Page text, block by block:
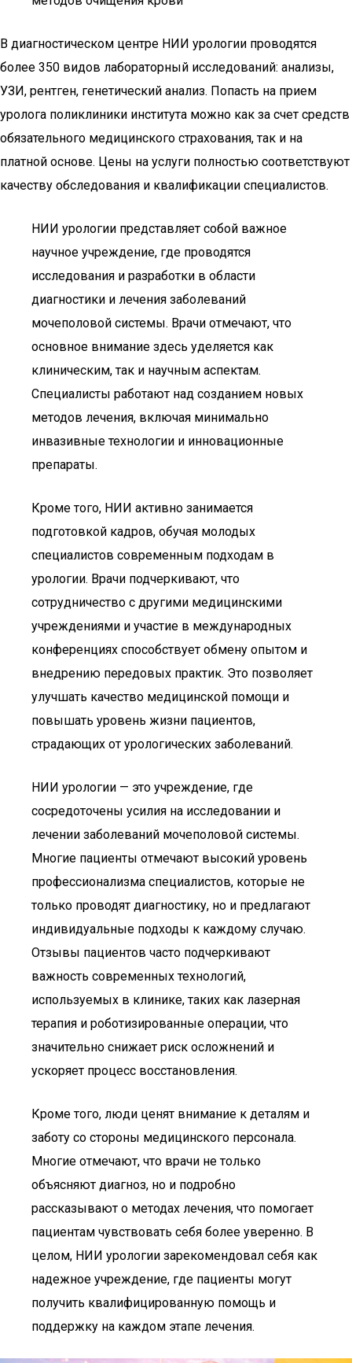
В диагностическом центре НИИ урологии проводятся
более 350 видов лабораторный исследований: анализы,
УЗИ, рентген, генетический анализ. Попасть на прием
уролога поликлиники института можно как за счет средств
обязательного медицинского страхования, так и на
платной основе. Цены на услуги полностью соответствуют
качеству обследования и квалификации специалистов.
НИИ урологии представляет собой важное
научное учреждение, где проводятся
исследования и разработки в области
диагностики и лечения заболеваний
мочеполовой системы. Врачи отмечают, что
основное внимание здесь уделяется как
клиническим, так и научным аспектам.
Специалисты работают над созданием новых
методов лечения, включая минимально
инвазивные технологии и инновационные
препараты.
Кроме того, НИИ активно занимается
подготовкой кадров, обучая молодых
специалистов современным подходам в
урологии. Врачи подчеркивают, что
сотрудничество с другими медицинскими
учреждениями и участие в международных
конференциях способствует обмену опытом и
внедрению передовых практик. Это позволяет
улучшать качество медицинской помощи и
повышать уровень жизни пациентов,
страдающих от урологических заболеваний.
НИИ урологии — это учреждение, где
сосредоточены усилия на исследовании и
лечении заболеваний мочеполовой системы.
Многие пациенты отмечают высокий уровень
профессионализма специалистов, которые не
только проводят диагностику, но и предлагают
индивидуальные подходы к каждому случаю.
Отзывы пациентов часто подчеркивают
важность современных технологий,
используемых в клинике, таких как лазерная
терапия и роботизированные операции, что
значительно снижает риск осложнений и
ускоряет процесс восстановления.
Кроме того, люди ценят внимание к деталям и
заботу со стороны медицинского персонала.
Многие отмечают, что врачи не только
объясняют диагноз, но и подробно
рассказывают о методах лечения, что помогает
пациентам чувствовать себя более уверенно. В
целом, НИИ урологии зарекомендовал себя как
надежное учреждение, где пациенты могут
получить квалифицированную помощь и
поддержку на каждом этапе лечения.